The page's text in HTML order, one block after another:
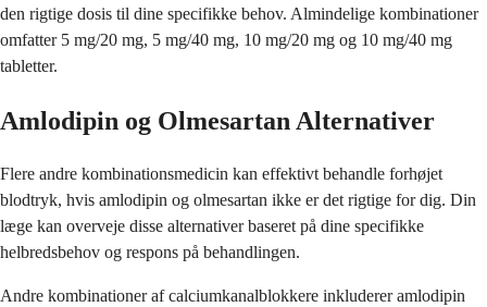
den rigtige dosis til dine specifikke behov. Almindelige kombinationer
omfatter 5 mg/20 mg, 5 mg/40 mg, 10 mg/20 mg og 10 mg/40 mg
tabletter.
Amlodipin og Olmesartan Alternativer
Flere andre kombinationsmedicin kan effektivt behandle forhøjet
blodtryk, hvis amlodipin og olmesartan ikke er det rigtige for dig. Din
læge kan overveje disse alternativer baseret på dine specifikke
helbredsbehov og respons på behandlingen.
Andre kombinationer af calciumkanalblokkere inkluderer amlodipin